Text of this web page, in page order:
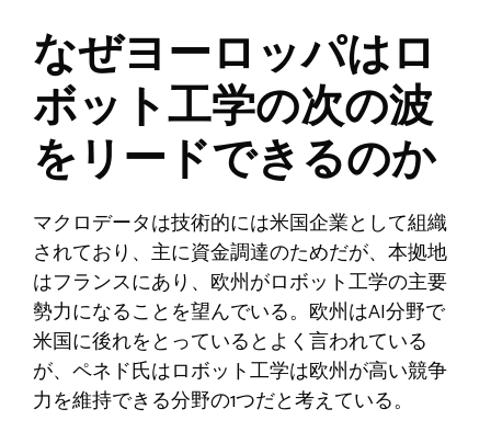
なぜヨーロッパはロ
ボット工学の次の波
をリードできるのか
マクロデータは技術的には米国企業として組織
されており、主に資金調達のためだが、本拠地
はフランスにあり、欧州がロボット工学の主要
勢力になることを望んでいる。欧州はAI分野で
米国に後れをとっているとよく言われている
が、ペネド氏はロボット工学は欧州が高い競争
力を維持できる分野の1つだと考えている。